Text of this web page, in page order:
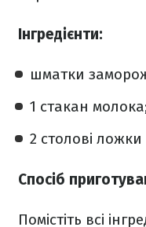
Інгредієнти:
шматки
1 стакан
2 столові ложки
Спосіб
Помістіть всі